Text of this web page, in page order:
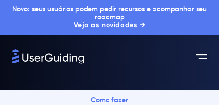
Novo: seus usuários podem pedir recursos e acompanhar seu
roadmap
Veja as novidades →
Como fazer